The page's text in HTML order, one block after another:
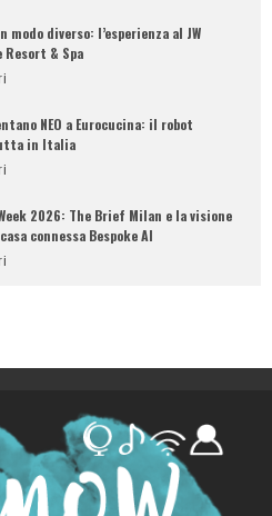
modo diverso: l’esperienza al JW
& Spa
NEO a Eurocucina: il robot
in Italia
2026: The Brief Milan e la visione
connessa Bespoke AI